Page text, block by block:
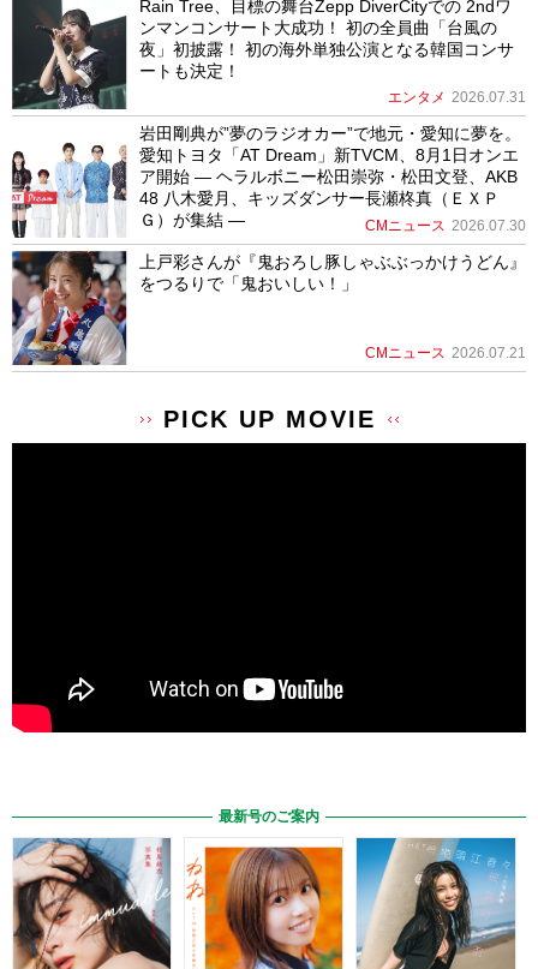
Rain Tree、目標の舞台Zepp DiverCityでの 2ndワ
ンマンコンサート大成功！ 初の全員曲「台風の
夜」初披露！ 初の海外単独公演となる韓国コンサ
ートも決定！
エンタメ 2026.07.31
岩田剛典が”夢のラジオカー”で地元・愛知に夢を。
愛知トヨタ「AT Dream」新TVCM、8月1日オンエ
ア開始 ― ヘラルボニー松田崇弥・松田文登、AKB
48 八木愛月、キッズダンサー長瀬柊真（ＥＸＰ
Ｇ）が集結 ―
CMニュース 2026.07.30
上戸彩さんが『鬼おろし豚しゃぶぶっかけうどん』
をつるりで「鬼おいしい！」
CMニュース 2026.07.21
PICK UP MOVIE
最新号のご案内